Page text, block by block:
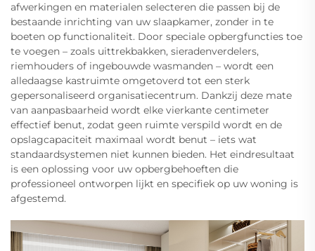
afwerkingen en materialen selecteren die passen bij de
bestaande inrichting van uw slaapkamer, zonder in te
boeten op functionaliteit. Door speciale opbergfuncties toe
te voegen – zoals uittrekbakken, sieradenverdelers,
riemhouders of ingebouwde wasmanden – wordt een
alledaagse kastruimte omgetoverd tot een sterk
gepersonaliseerd organisatiecentrum. Dankzij deze mate
van aanpasbaarheid wordt elke vierkante centimeter
effectief benut, zodat geen ruimte verspild wordt en de
opslagcapaciteit maximaal wordt benut – iets wat
standaardsystemen niet kunnen bieden. Het eindresultaat
is een oplossing voor uw opbergbehoeften die
professioneel ontworpen lijkt en specifiek op uw woning is
afgestemd.